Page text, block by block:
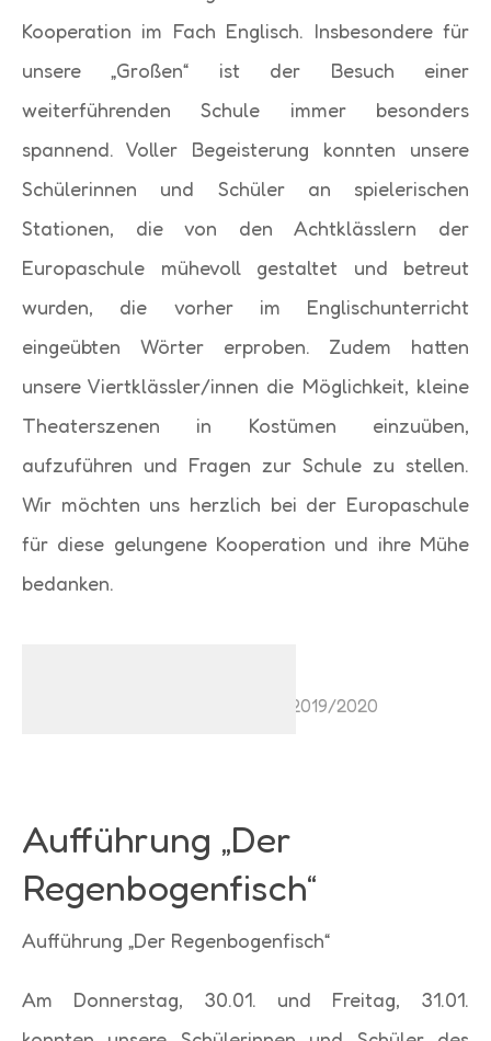
Kooperation im Fach Englisch. Insbesondere für
unsere „Großen“ ist der Besuch einer
weiterführenden Schule immer besonders
spannend. Voller Begeisterung konnten unsere
Schülerinnen und Schüler an spielerischen
Stationen, die von den Achtklässlern der
Europaschule mühevoll gestaltet und betreut
wurden, die vorher im Englischunterricht
eingeübten Wörter erproben. Zudem hatten
unsere Viertklässler/innen die Möglichkeit, kleine
Theaterszenen in Kostümen einzuüben,
aufzuführen und Fragen zur Schule zu stellen.
Wir möchten uns herzlich bei der Europaschule
für diese gelungene Kooperation und ihre Mühe
bedanken.
Schuljahr 2019/2020
Aufführung „Der
Regenbogenfisch“
Aufführung „Der Regenbogenfisch“
Am Donnerstag, 30.01. und Freitag, 31.01.